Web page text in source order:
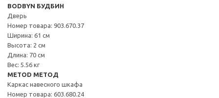
BODBYN БУДБИН
Дверь
Номер товара: 903.670.37
Ширина: 61 см
Высота: 2 см
Длина: 70 см
Вес: 5.56 кг
METOD МЕТОД
Каркас навесного шкафа
Номер товара: 603.680.24